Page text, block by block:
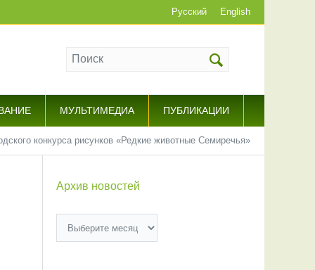
Русский English
МУЛЬТИМЕДИА ПУБЛИКАЦИИ
конкурса рисунков «Редкие животные Семиречья»
Архив новостей
новостей